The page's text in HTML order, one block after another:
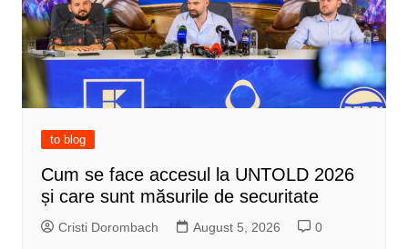
to blog
Cum se face accesul la UNTOLD 2026
și care sunt măsurile de securitate
Cristi Dorombach August 5, 2026 0